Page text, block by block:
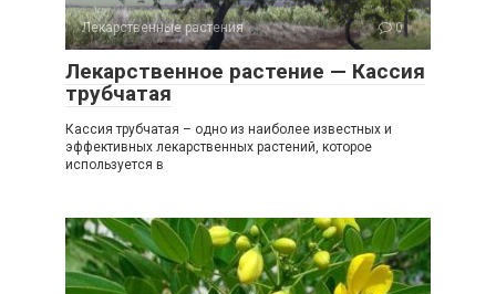
Лекарственные растения 0
Лекарственное растение — Кассия
трубчатая
Кассия трубчатая – одно из наиболее известных и
эффективных лекарственных растений, которое
используется в